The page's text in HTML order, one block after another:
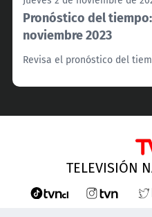
Pronóstico del
noviembre 2023
Revisa el pronóstico del
TELEVISIÓN